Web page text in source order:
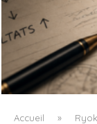
L’OBSESSION
Accueil »